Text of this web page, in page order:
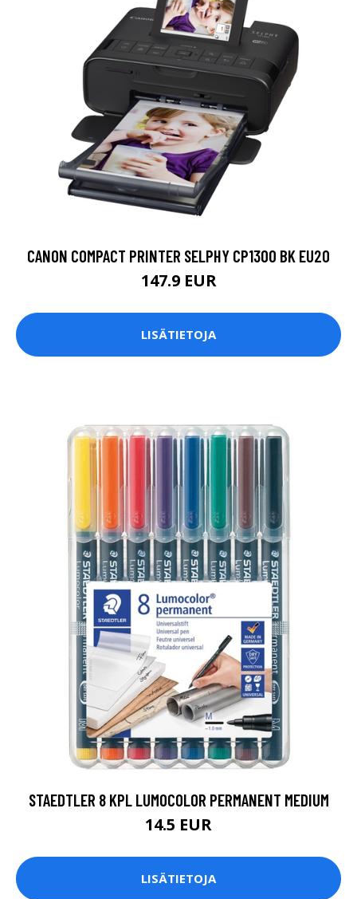
CANON COMPACT PRINTER SELPHY CP1300 BK EU20
147.9 EUR
LISÄTIETOJA
STAEDTLER 8 KPL LUMOCOLOR PERMANENT MEDIUM
14.5 EUR
LISÄTIETOJA